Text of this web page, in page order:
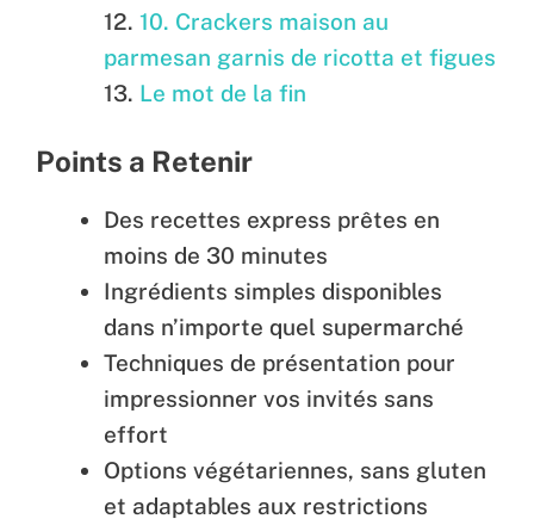
10. Crackers maison au
parmesan garnis de ricotta et figues
Le mot de la fin
Points a Retenir
Des recettes express prêtes en
moins de 30 minutes
Ingrédients simples disponibles
dans n’importe quel supermarché
Techniques de présentation pour
impressionner vos invités sans
effort
Options végétariennes, sans gluten
et adaptables aux restrictions